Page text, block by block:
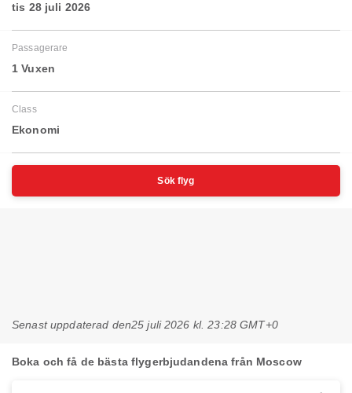
tis 28 juli 2026
Passagerare
1 Vuxen
Class
Ekonomi
Sök flyg
Senast uppdaterad den25 juli 2026 kl. 23:28 GMT+0
Boka och få de bästa flygerbjudandena från Moscow